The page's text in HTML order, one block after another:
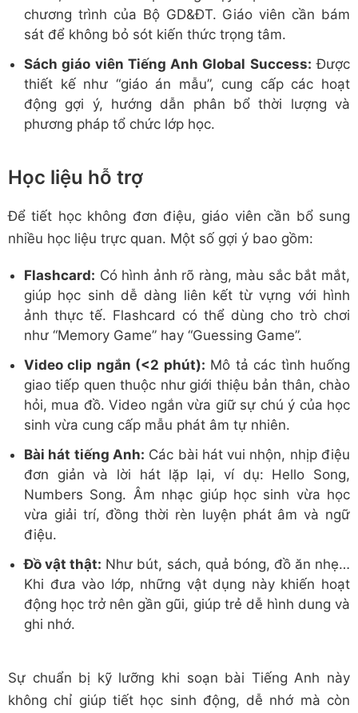
chương trình của Bộ GD&ĐT. Giáo viên cần bám
sát để không bỏ sót kiến thức trọng tâm.
Sách giáo viên Tiếng Anh Global Success: Được
thiết kế như “giáo án mẫu”, cung cấp các hoạt
động gợi ý, hướng dẫn phân bổ thời lượng và
phương pháp tổ chức lớp học.
Học liệu hỗ trợ
Để tiết học không đơn điệu, giáo viên cần bổ sung
nhiều học liệu trực quan. Một số gợi ý bao gồm:
Flashcard: Có hình ảnh rõ ràng, màu sắc bắt mắt,
giúp học sinh dễ dàng liên kết từ vựng với hình
ảnh thực tế. Flashcard có thể dùng cho trò chơi
như “Memory Game” hay “Guessing Game”.
Video clip ngắn (<2 phút): Mô tả các tình huống
giao tiếp quen thuộc như giới thiệu bản thân, chào
hỏi, mua đồ. Video ngắn vừa giữ sự chú ý của học
sinh vừa cung cấp mẫu phát âm tự nhiên.
Bài hát tiếng Anh: Các bài hát vui nhộn, nhịp điệu
đơn giản và lời hát lặp lại, ví dụ: Hello Song,
Numbers Song. Âm nhạc giúp học sinh vừa học
vừa giải trí, đồng thời rèn luyện phát âm và ngữ
điệu.
Đồ vật thật: Như bút, sách, quả bóng, đồ ăn nhẹ…
Khi đưa vào lớp, những vật dụng này khiến hoạt
động học trở nên gần gũi, giúp trẻ dễ hình dung và
ghi nhớ.
Sự chuẩn bị kỹ lưỡng khi soạn bài Tiếng Anh này
không chỉ giúp tiết học sinh động, dễ nhớ mà còn